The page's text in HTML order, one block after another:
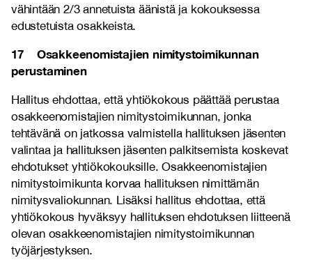
vähintään 2/3 annetuista äänistä ja kokouksessa
edustetuista osakkeista.
17 Osakkeenomistajien nimitystoimikunnan
perustaminen
Hallitus ehdottaa, että yhtiökokous päättää perustaa
osakkeenomistajien nimitystoimikunnan, jonka
tehtävänä on jatkossa valmistella hallituksen jäsenten
valintaa ja hallituksen jäsenten palkitsemista koskevat
ehdotukset yhtiökokouksille. Osakkeenomistajien
nimitystoimikunta korvaa hallituksen nimittämän
nimitysvaliokunnan. Lisäksi hallitus ehdottaa, että
yhtiökokous hyväksyy hallituksen ehdotuksen liitteenä
olevan osakkeenomistajien nimitystoimikunnan
työjärjestyksen.